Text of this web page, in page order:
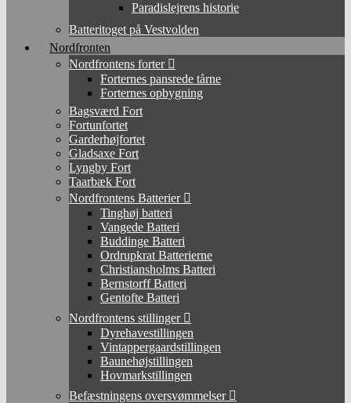
Paradislejrens historie
Batteritoget på Vestvolden
Nordfronten
Nordfrontens forter
Forternes pansrede tårne
Forternes opbygning
Bagsværd Fort
Fortunfortet
Garderhøjfortet
Gladsaxe Fort
Lyngby Fort
Taarbæk Fort
Nordfrontens Batterier
Tinghøj batteri
Vangede Batteri
Buddinge Batteri
Ordrupkrat Batterierne
Christiansholms Batteri
Bernstorff Batteri
Gentofte Batteri
Nordfrontens stillinger
Dyrehavestillingen
Vintappergaardstillingen
Baunehøjstillingen
Hovmarkstillingen
Befæstningens oversvømmelser